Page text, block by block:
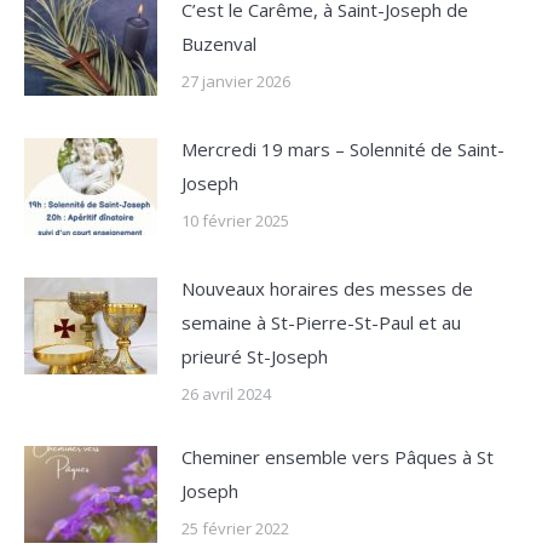
C’est le Carême, à Saint-Joseph de
Buzenval
27 janvier 2026
Mercredi 19 mars – Solennité de Saint-
Joseph
10 février 2025
Nouveaux horaires des messes de
semaine à St-Pierre-St-Paul et au
prieuré St-Joseph
26 avril 2024
Cheminer ensemble vers Pâques à St
Joseph
25 février 2022